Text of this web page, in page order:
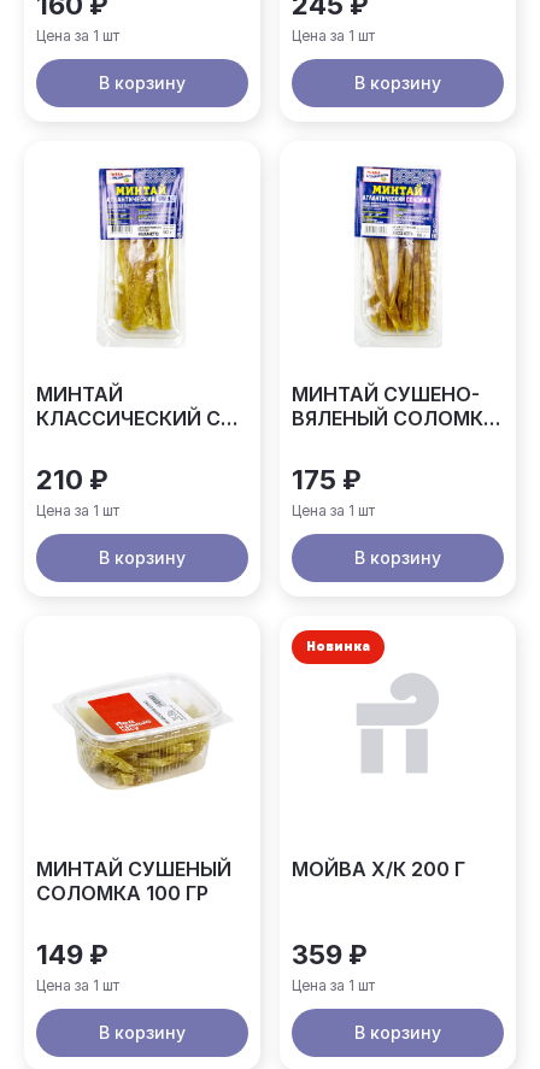
Цена за 1 шт
В корзину
Цена за 1 шт
В корзину
МИНТАЙ
КЛАССИЧЕСКИЙ С
АСТРАХАНКИНА 90
ГР
210 ₽
Цена за 1 шт
В корзину
МИНТАЙ СУШЕНО-
ВЯЛЕНЫЙ СОЛОМКА
90ГР
175 ₽
Цена за 1 шт
В корзину
МИНТАЙ СУШЕНЫЙ
СОЛОМКА 100 ГР
149 ₽
Цена за 1 шт
В корзину
Новинка
МОЙВА Х/К 200 Г
359 ₽
Цена за 1 шт
В корзину